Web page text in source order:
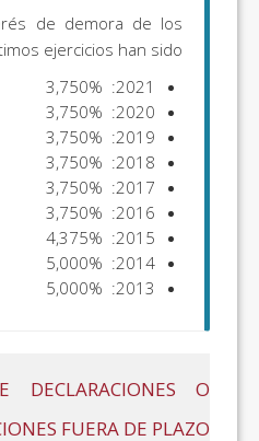
de demora de los
ejercicios han sido:
2021:
3,750%
2020:
3,750%
2019:
3,750%
2018:
3,750%
2017:
3,750%
2016:
3,750%
2015:
4,375%
2014:
5,000%
2013:
5,000%
DECLARACIONES O
FUERA DE PLAZO